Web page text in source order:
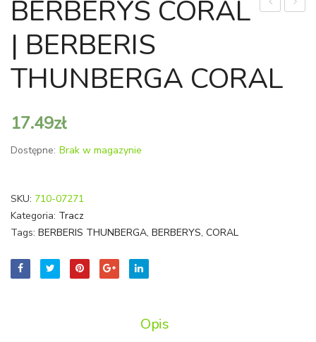
BLANC
BERBERYS CORAL
| BERBERIS
THUNBERGA CORAL
17.49zł
Dostępne: Brak w magazynie
SKU: 710-07271
Kategoria: Tracz
Tags: BERBERIS THUNBERGA, BERBERYS, CORAL
Opis